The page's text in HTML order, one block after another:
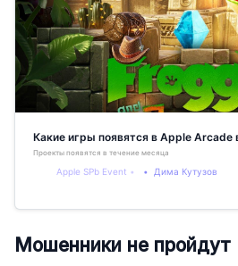
Какие игры появятся в Apple Arcade
Проекты появятся в течение месяца
Apple SPb Event Дима Кутузов
Мошенники не пройдут